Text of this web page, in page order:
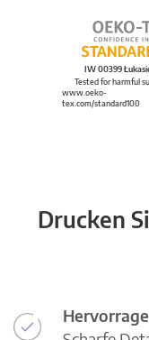
IW 00399
Tested for harmful
www.oeko-
tex.com/standard100
Drucken